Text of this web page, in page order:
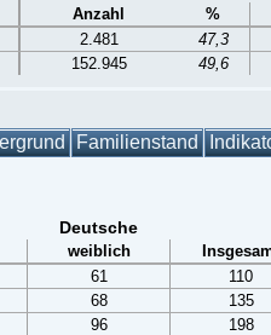
Anzahl
%
2.481
47,3
152.945 49,6
Familienstand
Deutsche
weiblich
61
110
68
135
96
198